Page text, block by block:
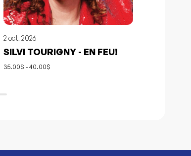
2 oct. 2026
SILVI TOURIGNY - EN FEU!
35.00$ - 40.00$